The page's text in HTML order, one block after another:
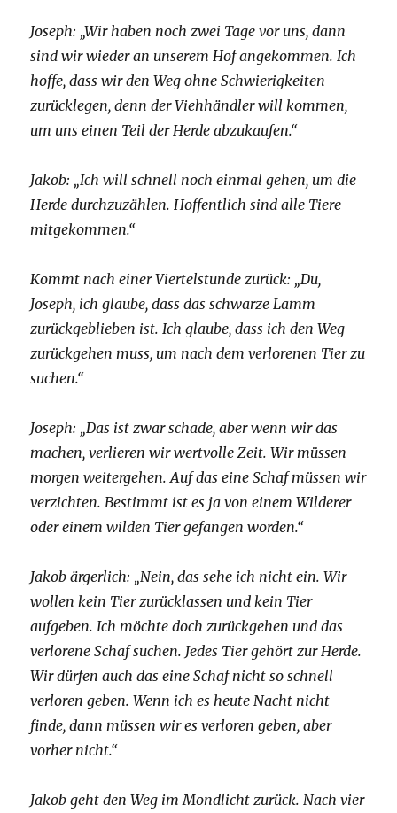
Joseph: „Wir haben noch zwei Tage vor uns, dann
sind wir wieder an unserem Hof angekommen. Ich
hoffe, dass wir den Weg ohne Schwierigkeiten
zurücklegen, denn der Viehhändler will kommen,
um uns einen Teil der Herde abzukaufen.“
Jakob: „Ich will schnell noch einmal gehen, um die
Herde durchzuzählen. Hoffentlich sind alle Tiere
mitgekommen.“
Kommt nach einer Viertelstunde zurück: „Du,
Joseph, ich glaube, dass das schwarze Lamm
zurückgeblieben ist. Ich glaube, dass ich den Weg
zurückgehen muss, um nach dem verlorenen Tier zu
suchen.“
Joseph: „Das ist zwar schade, aber wenn wir das
machen, verlieren wir wertvolle Zeit. Wir müssen
morgen weitergehen. Auf das eine Schaf müssen wir
verzichten. Bestimmt ist es ja von einem Wilderer
oder einem wilden Tier gefangen worden.“
Jakob ärgerlich: „Nein, das sehe ich nicht ein. Wir
wollen kein Tier zurücklassen und kein Tier
aufgeben. Ich möchte doch zurückgehen und das
verlorene Schaf suchen. Jedes Tier gehört zur Herde.
Wir dürfen auch das eine Schaf nicht so schnell
verloren geben. Wenn ich es heute Nacht nicht
finde, dann müssen wir es verloren geben, aber
vorher nicht.“
Jakob geht den Weg im Mondlicht zurück. Nach vier